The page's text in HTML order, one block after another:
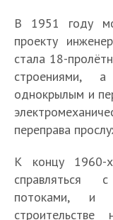
В 1951 году
проекту
стала 18-
строениями,
однокрылым и
переправа
К концу 1960-
справляться
потоками, и
строительстве